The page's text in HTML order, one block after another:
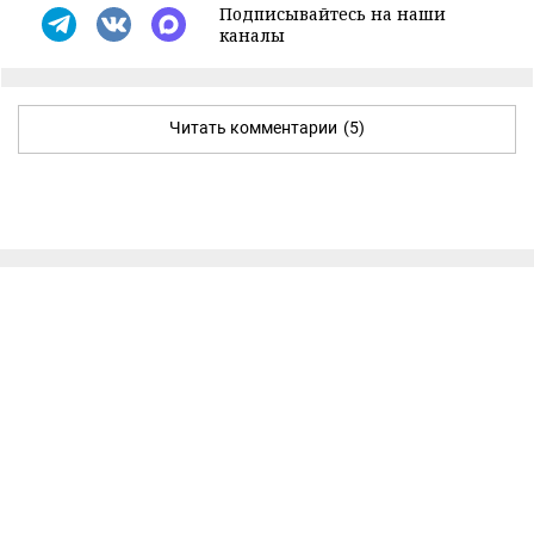
Подписывайтесь на наши
каналы
Читать комментарии (5)